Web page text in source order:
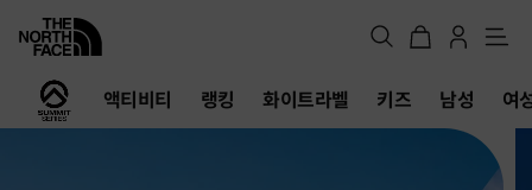
메
스 액티비티 랭킹 화이트라벨 키즈 남성 여